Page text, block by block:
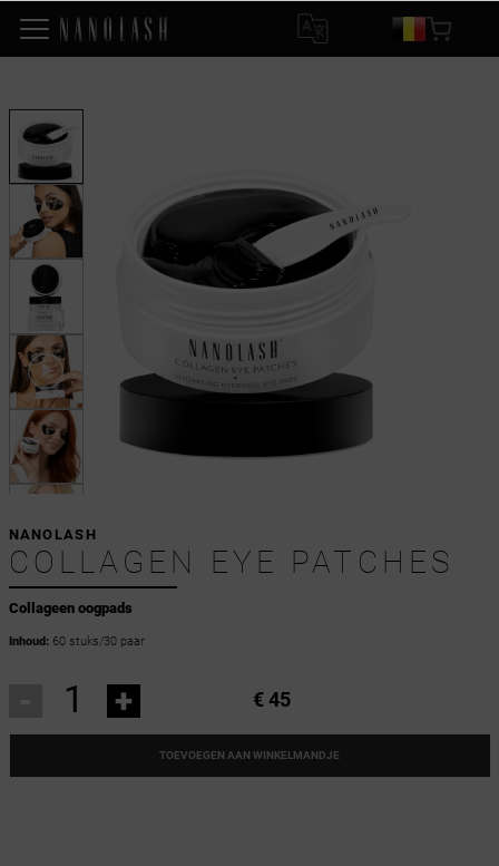
Collageen oogpads
NANOLASH
COLLAGEN EYE PATCHES
Inhoud:60 stuks/30 paar
+ € 45
TOEVOEGEN AAN WINKELMANDJE